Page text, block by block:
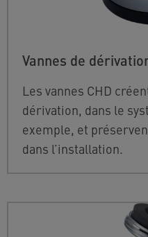
Vannes de
Les vannes CHD
dérivation, dans le
exemple, et
dans l’installation.